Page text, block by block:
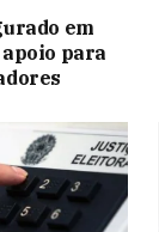
em
para